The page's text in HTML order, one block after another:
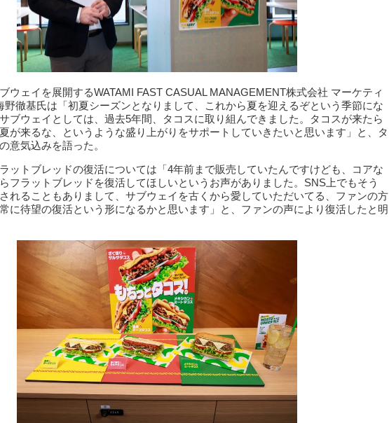
ウェイを展開するWATAMI FAST CASUAL MANAGEMENT株式会社 マーケティ
野徹基氏は「初夏シーズンとなりまして、これから夏を迎えるぞという季節にな
ブウェイとしては、過去5年間、タコスに取り組んできました。タコスが来たら
が来るな、というような盛り上がりをサポートしていきたいと思います」と、タ
意気込みを語った。
ットブレッドの復活については「4年前まで販売していたんですけども、コアな
フラットブレッドを復活してほしいというお声がありました。SNS上でもそう
れることもありまして、サブウェイを古くから愛していただいてる、ファンの方
に待望の復活という形になるかと思います」と、ファンの声により復活したと明